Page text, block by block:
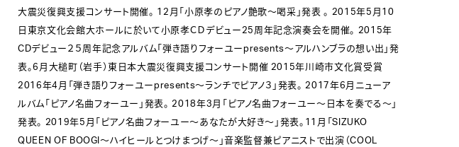
大震災復興支援コンサート開催。 12月「小原孝のピアノ艶歌～喝采」発表 。 2015年5月10
日東京文化会館大ホールに於いて小原孝ＣＤデビュー25周年記念演奏会を開催。 2015年
CDデビュー２５周年記念アルバム「弾き語りフォーユーpresents～アルハンブラの想い出」発
表。6月大槌町（岩手）東日本大震災復興支援コンサート開催 2015年川崎市文化賞受賞
2016年4月「弾き語りフォーユーpresents～ランチでピアノ３」発表。 2017年6月ニューア
ルバム「ピアノ名曲フォーユー」発表。 2018年3月「ピアノ名曲フォーユー～日本を奏でる～」
発表。 2019年5月「ピアノ名曲フォーユー～あなたが大好き～」発表。11月「SIZUKO
QUEEN OF BOOGI～ハイヒールとつけまつげ～」音楽監督兼ピアニストで出演（COOL